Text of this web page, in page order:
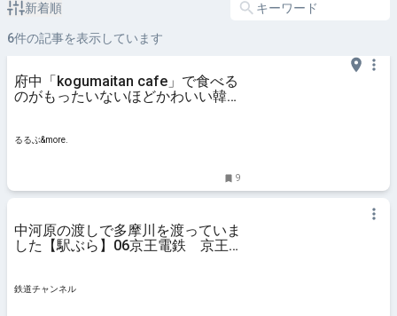
新着順
6件の記事を表示しています
府中「kogumaitan cafe」で食べる
のがもったいないほどかわいい韓国
るるぶ&more.
9
中河原の渡しで多摩川を渡っていま
した【駅ぶら】06京王電鉄 京王
鉄道チャンネル